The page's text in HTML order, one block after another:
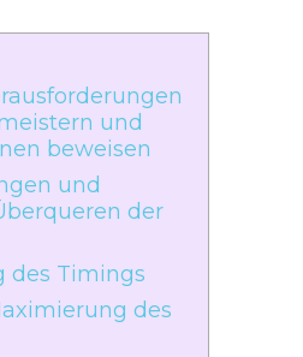
und
beweisen
und
der
des Timings
des